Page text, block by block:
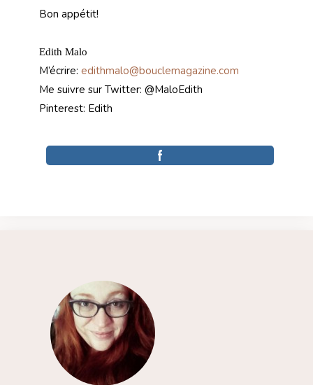
Bon appétit!
Edith Malo
M’écrire: edithmalo@bouclemagazine.com
Me suivre sur Twitter: @MaloEdith
Pinterest: Edith